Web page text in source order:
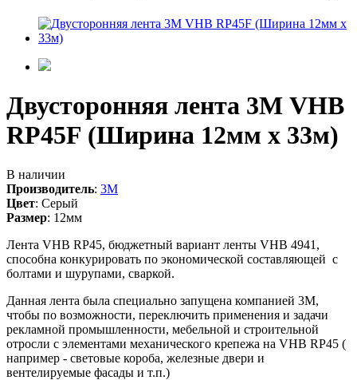
Двусторонняя лента 3М VHB
RP45F (Ширина 12мм х 33м)
В наличии
Производитель: 3M
Цвет: Серый
Размер: 12мм
Лента VHB RP45, бюджетный вариант ленты VHB 4941,
способна конкурировать по экономической составляющей с
болтами и шурупами, сваркой.
Данная лента была специально запущена компанией 3М,
чтобы по возможности, переключить применения и задачи
рекламной промышленности, мебельной и строительной
отросли с элементами механического крепежа на VHB RP45 (
например - световые короба, железные двери и
вентелируемые фасады и т.п.)